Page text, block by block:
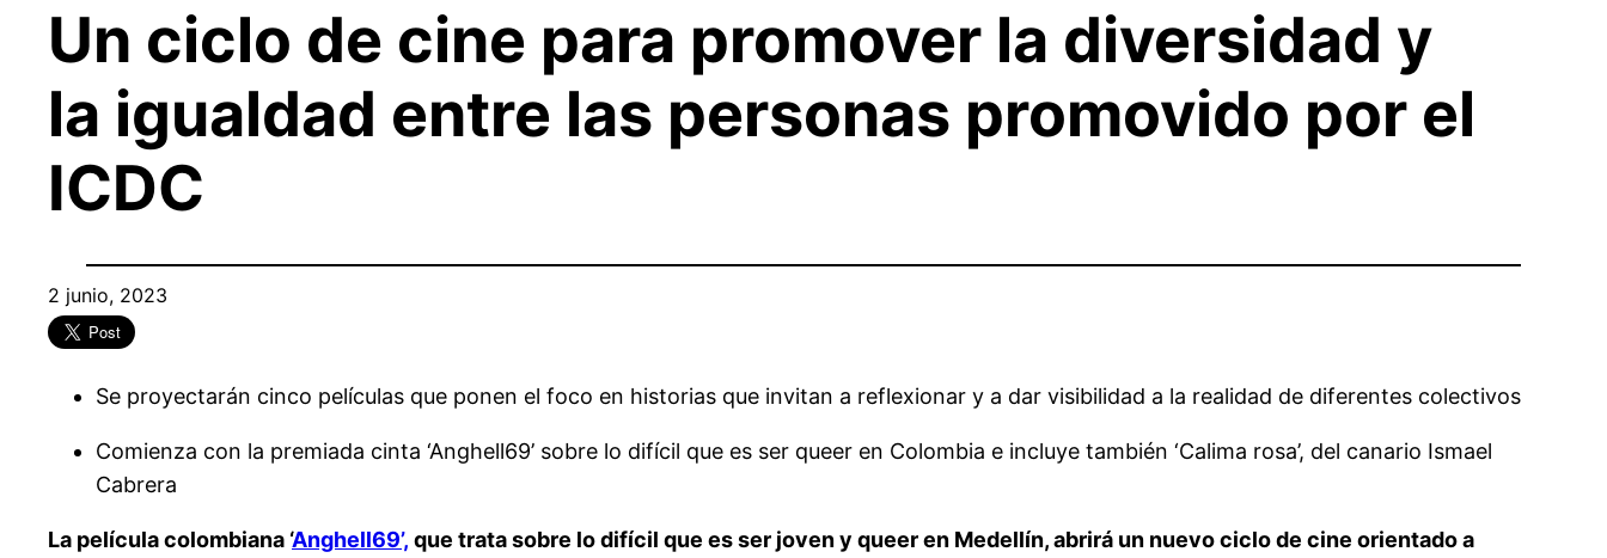
Un ciclo de cine para promover la diversidad y
la igualdad entre las personas promovido por el
ICDC
2 junio, 2023
Se proyectarán cinco películas que ponen el foco en historias que invitan a reflexionar y a dar visibilidad a la realidad de diferentes colectivos
Comienza con la premiada cinta ‘Anghell69’ sobre lo difícil que es ser queer en Colombia e incluye también ‘Calima rosa’, del canario Ismael
Cabrera
La película colombiana ‘Anghell69’, que trata sobre lo difícil que es ser joven y queer en Medellín, abrirá un nuevo ciclo de cine orientado a